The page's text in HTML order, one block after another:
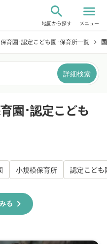
search
地図から探す
menu
メニュー
育園･認定こども園･保育所一覧 chevron_right
詳細検索
園･認定こども
小規模保育所 認定こども
る chevron_right